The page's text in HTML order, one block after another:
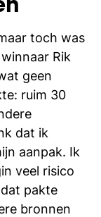
toch was
Rik
geen
ruim 30
dat ik
aanpak. Ik
veel risico
pakte
bronnen